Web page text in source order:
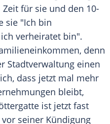
für sie und den 10-
sie "Ich bin
verheiratet bin".
denn
Stadtverwaltung einen
dass jetzt mal mehr
bleibt,
ist jetzt fast
seiner Kündigung